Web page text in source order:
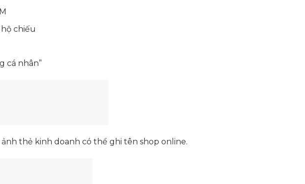
chiếu
cá nhân”
thẻ kinh doanh có thể ghi tên shop online.